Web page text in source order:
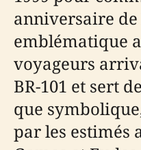
anniversaire
emblématique
voyageurs
BR-101 et sert
que
par les estimés